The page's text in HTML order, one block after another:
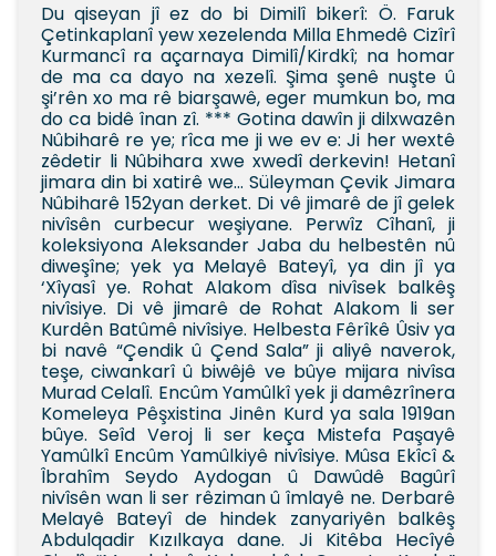
Du qiseyan jî ez do bi Dimilî bikerî: Ö. Faruk
Çetinkaplanî yew xezelenda Milla Ehmedê Cizîrî
Kurmancî ra açarnaya Dimilî/Kirdkî; na homar
de ma ca dayo na xezelî. Şima şenê nuşte û
şi’rên xo ma rê biarşawê, eger mumkun bo, ma
do ca bidê înan zî. *** Gotina dawîn ji dilxwazên
Nûbiharê re ye; rîca me ji we ev e: Ji her wextê
zêdetir li Nûbihara xwe xwedî derkevin! Hetanî
jimara din bi xatirê we... Süleyman Çevik Jimara
Nûbiharê 152yan derket. Di vê jimarê de jî gelek
nivîsên curbecur weşiyane. Perwîz Cîhanî, ji
koleksiyona Aleksander Jaba du helbestên nû
diweşîne; yek ya Melayê Bateyî, ya din jî ya
‘Xîyasî ye. Rohat Alakom dîsa nivîsek balkêş
nivîsiye. Di vê jimarê de Rohat Alakom li ser
Kurdên Batûmê nivîsiye. Helbesta Fêrîkê Ûsiv ya
bi navê “Çendik û Çend Sala” ji aliyê naverok,
teşe, ciwankarî û biwêjê ve bûye mijara nivîsa
Murad Celalî. Encûm Yamûlkî yek ji damêzrînera
Komeleya Pêşxistina Jinên Kurd ya sala 1919an
bûye. Seîd Veroj li ser keça Mistefa Paşayê
Yamûlkî Encûm Yamûlkiyê nivîsiye. Mûsa Ekîcî &
Îbrahîm Seydo Aydogan û Dawûdê Bagûrî
nivîsên wan li ser rêziman û îmlayê ne. Derbarê
Melayê Bateyî de hindek zanyariyên balkêş
Abdulqadir Kızılkaya dane. Ji Kitêba Hecîyê